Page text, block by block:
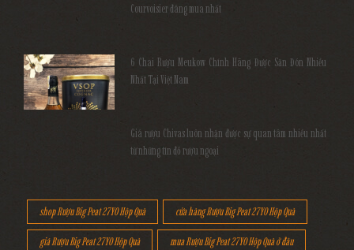
Courvoisier đáng mua nhất
6 Chai Rượu Meukow Chính Hãng Được Săn Đón Nhiều
Nhất Tại Việt Nam
Giá rượu Chivas luôn nhận được sự quan tâm nhiều nhất
từ những tín đồ rượu ngoại
shop Rượu Big Peat 27YO Hộp Quà cửa hàng Rượu Big Peat 27YO Hộp Quà
giá Rượu Big Peat 27YO Hộp Quà mua Rượu Big Peat 27YO Hộp Quà ở đâu